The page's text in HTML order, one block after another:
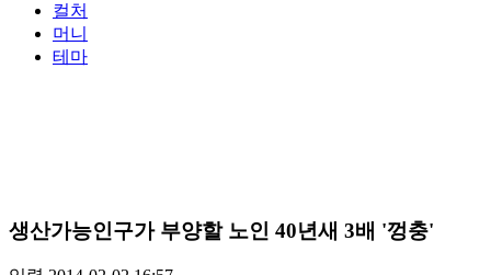
컬처
머니
테마
생산가능인구가 부양할 노인 40년새 3배 '껑충'